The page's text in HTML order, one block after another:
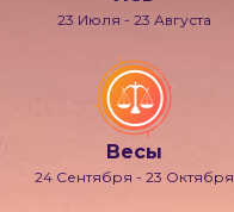
23 Июля - 23 Августа
Весы
24 Сентября - 23 Октября